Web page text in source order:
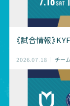
《試合情報》
2026.07.18 チー